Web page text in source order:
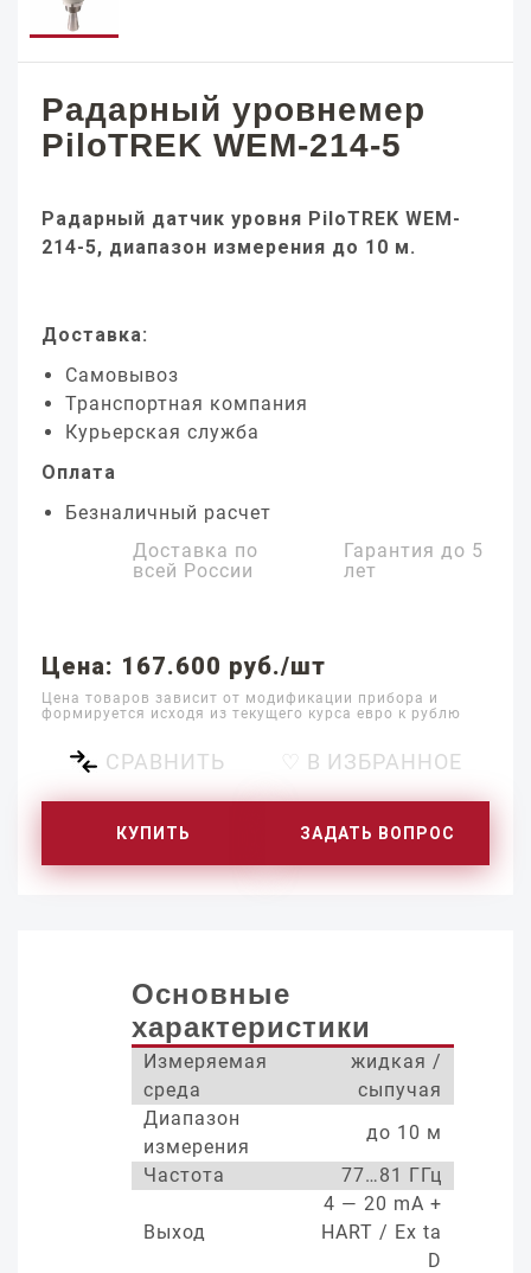
Радарный уровнемер
PiloTREK WEM-214-5
Радарный датчик уровня PiloTREK WEM-
214-5, диапазон измерения до 10 м.
Доставка:
Самовывоз
Транспортная компания
Курьерская служба
Оплата
Безналичный расчет
Доставка по
всей России
Гарантия до 5
лет
Цена: 167.600 руб./шт
Цена товаров зависит от модификации прибора и
формируется исходя из текущего курса евро к рублю
СРАВНИТЬ ♡ В ИЗБРАННОЕ
КУПИТЬ ЗАДАТЬ ВОПРОС
Основные
характеристики
Измеряемая
среда
жидкая /
сыпучая
Диапазон
измерения
до 10 м
Частота
77…81 ГГц
Выход
4 — 20 mA +
HART / Ex ta
D